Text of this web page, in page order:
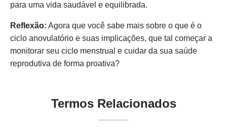
para uma vida saudável e equilibrada.
Reflexão: Agora que você sabe mais sobre o que é o
ciclo anovulatório e suas implicações, que tal começar a
monitorar seu ciclo menstrual e cuidar da sua saúde
reprodutiva de forma proativa?
Termos Relacionados